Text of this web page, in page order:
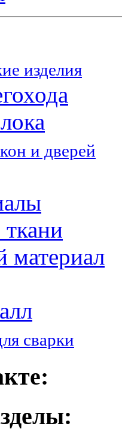
изделия
и дверей
материал
сварки